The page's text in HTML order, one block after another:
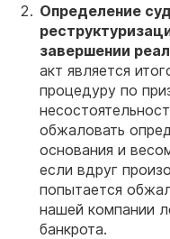
Определение
завершении
акт является
процедуру по
обжаловать
основания и
если вдруг
попытается
нашей компании
банкрота.